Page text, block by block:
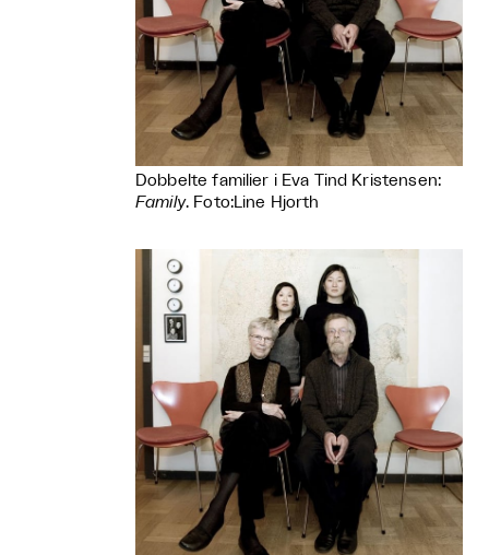
Dobbelte familier i Eva Tind Kristensen:
Family. Foto:Line Hjorth